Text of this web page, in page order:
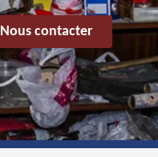
Nous contacter